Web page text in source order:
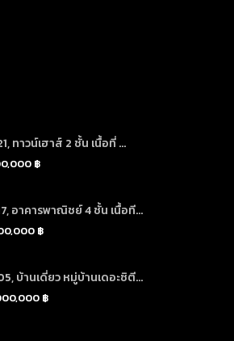
ทาวน์เฮาส์ 2 ชั้น เนื้อที่ ...
฿
อาคารพาณิชย์ 4 ชั้น เนื้อที...
฿
บ้านเดี่ยว หมู่บ้านเดอะซิตี...
฿